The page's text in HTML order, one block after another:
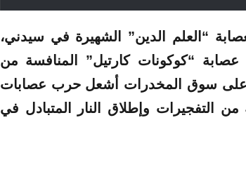
“العلم الدين” الشهيرة في سيدني،
“كوكونات كارتيل” المنافسة من
على سوق المخدرات أشعل حرب عصابات
التفجيرات وإطلاق النار المتبادل في